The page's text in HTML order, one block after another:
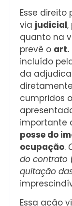
Esse
via judicial,
quanto na
prevê o art.
incluído
da
cumpridos
importante
posse do
ocupação.
do contrato
quitação
Essa ação